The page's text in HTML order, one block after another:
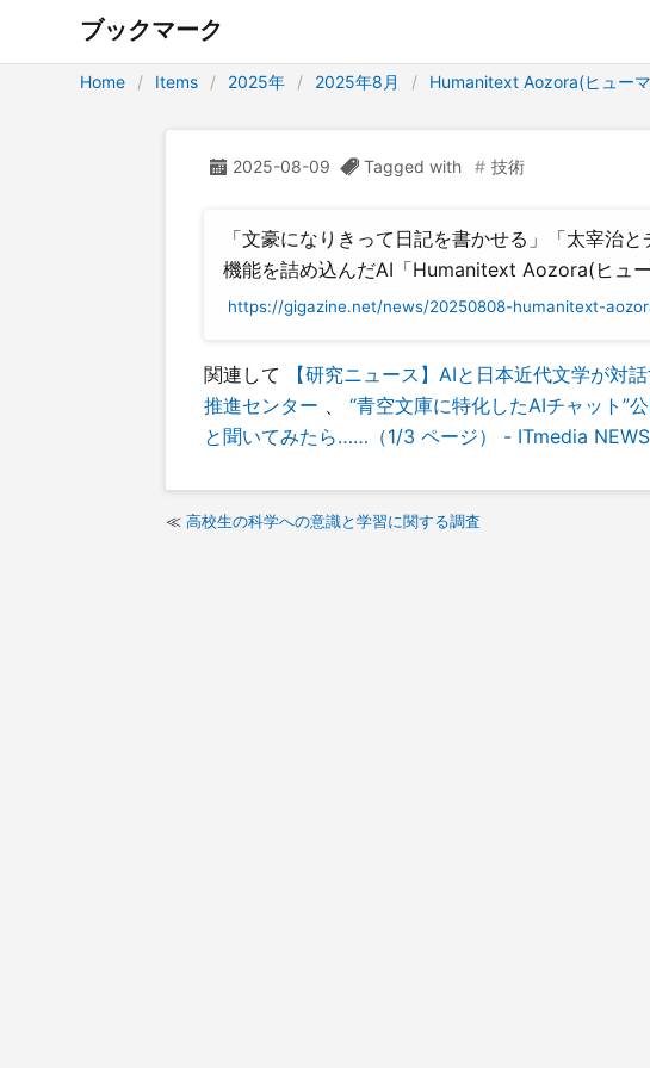
ブックマーク
Home Items 2025年 2025年8月 Humanitext Aozora(ヒュー
2025-08-09 Tagged with 技術
「文豪になりきって日記を書かせる」「太宰治
機能を詰め込んだAI「Humanitext Aozora(ヒュ
https://gigazine.net/news/20250808-humanitext-
関連して
【研究ニュース】AIと日本近代文学が対
推進センター
“青空文庫に特化したAIチャット”
と聞いてみたら……（1/3 ページ） - ITmedia NEWS
高校生の科学への意識と学習に関する調査